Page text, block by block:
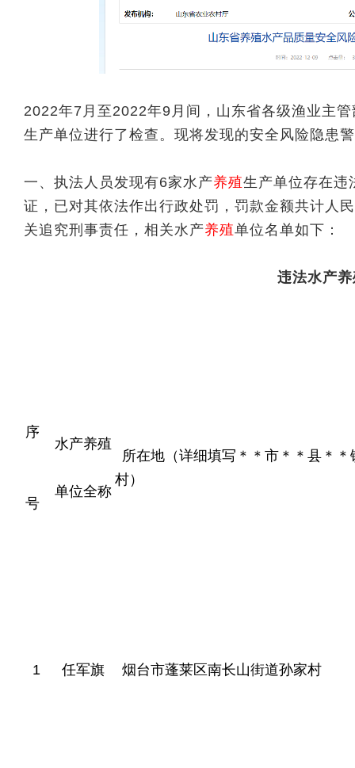
2022年7月至2022年9月间，山东省各级渔业主
生产单位进行了检查。现将发现的安全风险隐患
一、执法人员发现有6家水产养殖生产单位存在违
证，已对其依法作出行政处罚，罚款金额共计人
关追究刑事责任，相关水产养殖单位名单如下：
违法水产
序
号
水产养殖
单位全称
所在地（详细填写＊＊市＊＊县＊＊
村）
1 任军旗 烟台市蓬莱区南长山街道孙家村